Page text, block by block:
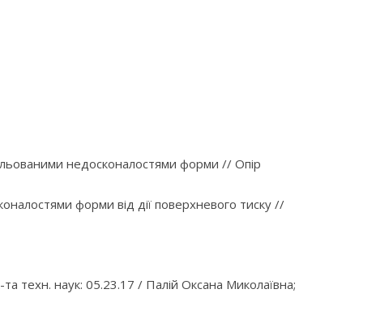
недосконалостями форми // Опір
форми від дії поверхневого тиску //
техн. наук: 05.23.17 / Палій Оксана Миколаївна;